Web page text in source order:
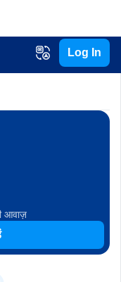
Log In
आवाज़